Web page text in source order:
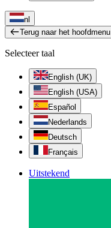
nl
Terug naar het hoofdmenu
Selecteer taal
English (UK)
English (USA)
Español
Nederlands
Deutsch
Français
Uitstekend